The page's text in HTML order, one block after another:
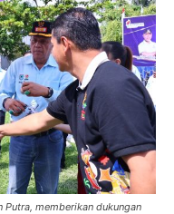
Putra, memberikan dukungan